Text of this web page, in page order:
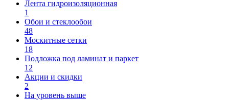
Лента гидроизоляционная
1
Обои и стеклообои
48
Москитные сетки
18
Подложка под ламинат и паркет
12
Акции и скидки
2
На уровень выше